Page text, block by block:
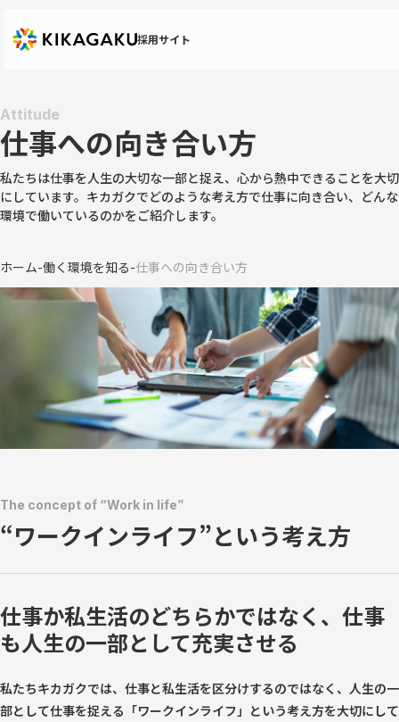
採用サイト
Attitude
仕事への向き合い方
私たちは仕事を人生の大切な一部と捉え、心から熱中できることを大切
にしています。キカガクでどのような考え方で仕事に向き合い、どんな
環境で働いているのかをご紹介します。
ホーム-働く環境を知る-仕事への向き合い方
The concept of “Work in life”
“ワークインライフ”という考え方
仕事か私生活のどちらかではなく、 仕事
も人生の一部として充実させる
私たちキカガクでは、仕事と私生活を区分けするのではなく、人生の一
部として仕事を捉える「ワークインライフ」という考え方を大切にして